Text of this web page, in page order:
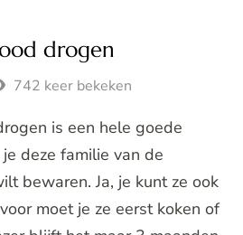
drogen
742 keer bekeken
is een hele goede
deze familie van de
bewaren. Ja, je kunt ze ook
moet je ze eerst koken of